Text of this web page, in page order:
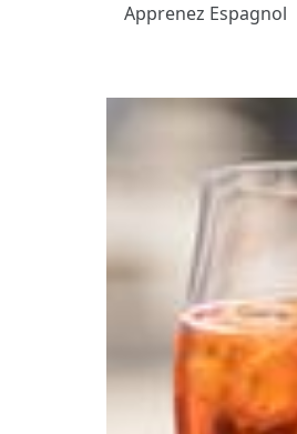
Apprenez Espagnol